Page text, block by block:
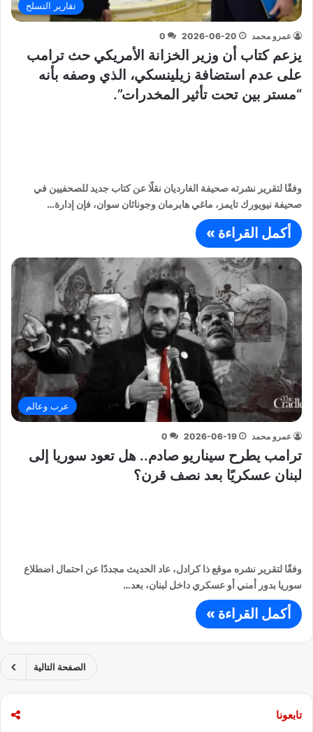
تقارير التسلح
عمرو محمد 2026-06-20
0
يزعم كتاب أن وزير الخزانة الأمريكي حث ترامب
على عدم استضافة زيلينسكي، الذي وصفه بأنه
“مستر بين تحت تأثير المخدرات”.
وفقًا لتقرير نشرته صحيفة الغارديان نقلًا عن كتاب جديد للصحفيين في
صحيفة نيويورك تايمز، ماغي هابرمان وجوناثان سوان، فإن إدارة…
أكمل القراءة »
عرب وعالم
عمرو محمد 2026-06-19
0
ترامب يطرح سيناريو صادم.. هل تعود سوريا إلى
لبنان عسكريًا بعد نصف قرن؟
وفقًا لتقرير نشره موقع ذا كرادل، عاد الحديث مجددًا عن احتمال اضطلاع
سوريا بدور أمني أو عسكري داخل لبنان، بعد…
أكمل القراءة »
الصفحة التالية
تابعونا